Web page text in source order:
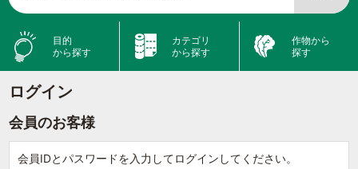
目的
から探す
カテゴリ
から探す
作物から
探す
ログイン
会員のお客様
会員IDとパスワードを入力してログインしてください。